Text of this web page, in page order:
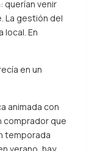
querían venir
La gestión del
local. En
en un
animada con
comprador que
temporada